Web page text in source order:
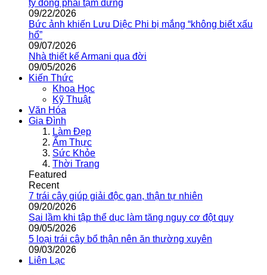
tỷ đồng phải tạm dừng
09/22/2026
Bức ảnh khiến Lưu Diệc Phi bị mắng “không biết xấu
hổ”
09/07/2026
Nhà thiết kế Armani qua đời
09/05/2026
Kiến Thức
Khoa Học
Kỹ Thuật
Văn Hóa
Gia Đình
Làm Đẹp
Ẩm Thực
Sức Khỏe
Thời Trang
Featured
Recent
7 trái cây giúp giải độc gan, thận tự nhiên
09/20/2026
Sai lầm khi tập thể dục làm tăng nguy cơ đột quỵ
09/05/2026
5 loại trái cây bổ thận nên ăn thường xuyên
09/03/2026
Liên Lạc